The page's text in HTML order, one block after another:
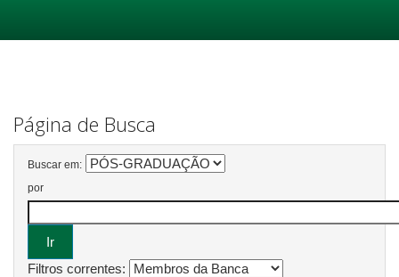
Página de Busca
Buscar em:
por
Filtros correntes: